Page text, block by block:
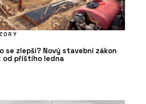
se zlepší? Nový stavební zákon
příštího ledna